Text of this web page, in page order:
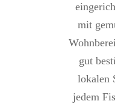
mit
gut
lokalen
jedem